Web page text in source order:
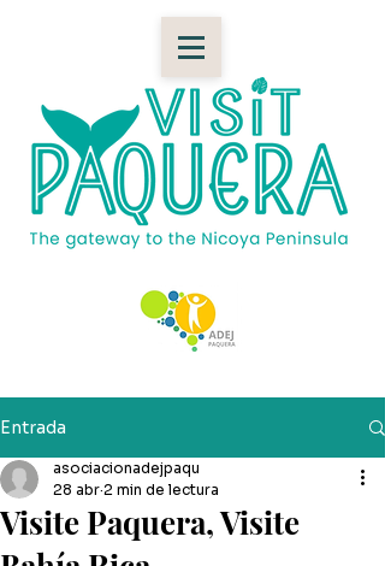
Entrada
Visite Paquera, Visite
asociacionadejpaqu
28 abr 2 min de lectura